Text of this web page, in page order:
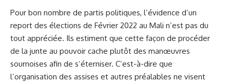
Pour bon nombre de partis politiques, l’évidence d’un
report des élections de Février 2022 au Mali n’est pas du
tout appréciée. Ils estiment que cette façon de procéder
de la junte au pouvoir cache plutôt des manœuvres
sournoises afin de s’éterniser. C’est-à-dire que
l’organisation des assises et autres préalables ne visent